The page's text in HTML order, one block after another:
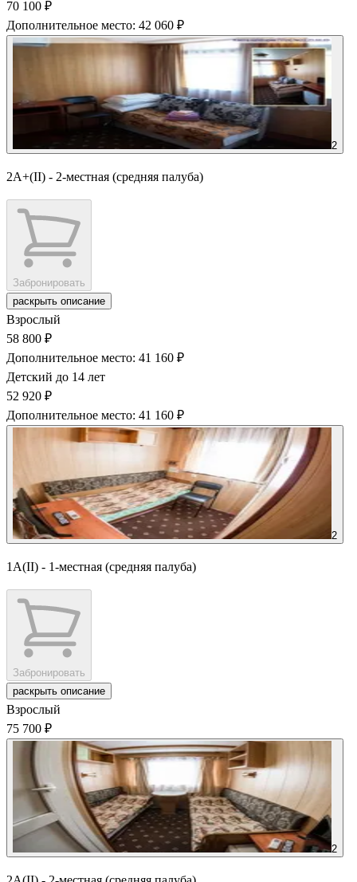
70 100 ₽
Дополнительное место: 42 060 ₽
2
2А+(II) - 2-местная (средняя палуба)
Забронировать
раскрыть описание
Взрослый
58 800 ₽
Дополнительное место: 41 160 ₽
Детский до 14 лет
52 920 ₽
Дополнительное место: 41 160 ₽
2
1А(II) - 1-местная (средняя палуба)
Забронировать
раскрыть описание
Взрослый
75 700 ₽
2